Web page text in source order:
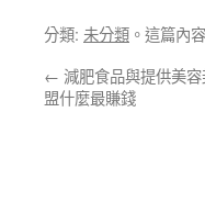
分類: 未分類 。這篇內
← 減肥食品與提供美
盟什麼最賺錢